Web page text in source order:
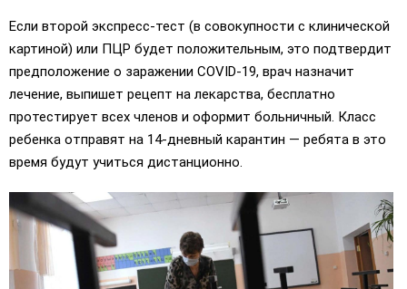
Если второй экспресс-тест (в совокупности с клинической
картиной) или ПЦР будет положительным, это подтвердит
предположение о заражении COVID-19, врач назначит
лечение, выпишет рецепт на лекарства, бесплатно
протестирует всех членов и оформит больничный. Класс
ребенка отправят на 14-дневный карантин — ребята в это
время будут учиться дистанционно.